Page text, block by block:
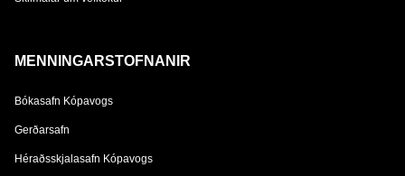
MENNINGARSTOFNANIR
Bókasafn Kópavogs
Gerðarsafn
Héraðsskjalasafn Kópavogs